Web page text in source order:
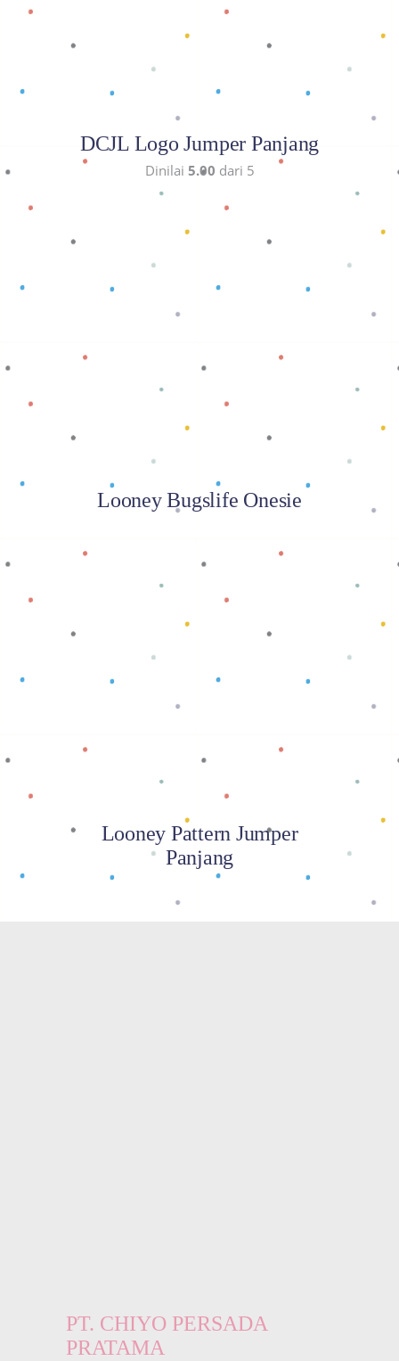
DCJL Logo Jumper Panjang
Dinilai 5.00 dari 5
Looney Bugslife Onesie
Looney Pattern Jumper
Panjang
PT. CHIYO PERSADA
PRATAMA